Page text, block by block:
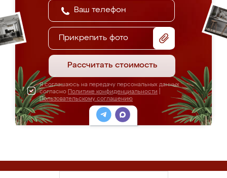
Прикрепить фото
Рассчитать стоимость
Я соглашаюсь на передачу персональных данных
согласно Политике конфиденциальности
Пользовательскому соглашению